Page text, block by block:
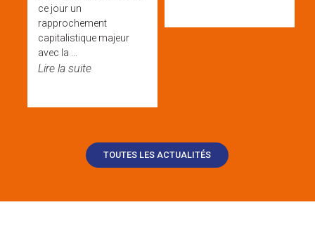
ce jour un
rapprochement
capitalistique majeur
avec la ...
Lire la suite
TOUTES LES ACTUALITÉS